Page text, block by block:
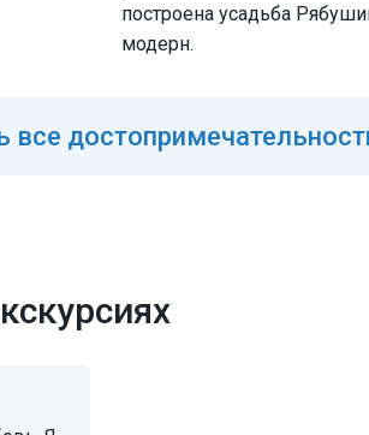
построена усадьба
модерн.
все